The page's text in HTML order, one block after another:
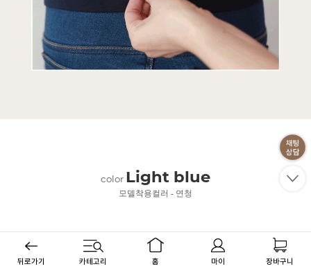
뒤로가기 카테고리 홈 마이 장바구니
color Light blue
모델착용컬러 - 연청